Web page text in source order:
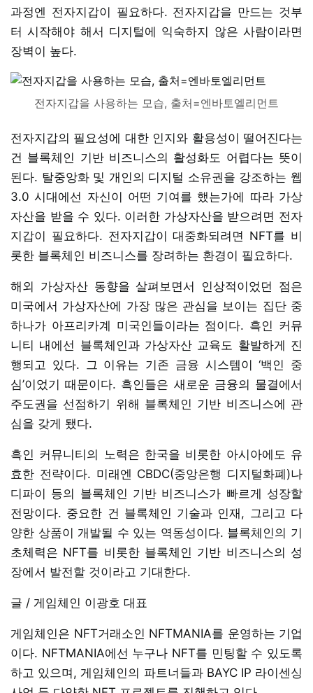
과정엔 전자지갑이 필요하다. 전자지갑을 만드는 것부
터 시작해야 해서 디지털에 익숙하지 않은 사람이라면
장벽이 높다.
전자지갑을 사용하는 모습, 출처=엔바토엘리먼트
전자지갑의 필요성에 대한 인지와 활용성이 떨어진다는
건 블록체인 기반 비즈니스의 활성화도 어렵다는 뜻이
된다. 탈중앙화 및 개인의 디지털 소유권을 강조하는 웹
3.0 시대에선 자신이 어떤 기여를 했는가에 따라 가상
자산을 받을 수 있다. 이러한 가상자산을 받으려면 전자
지갑이 필요하다. 전자지갑이 대중화되려면 NFT를 비
롯한 블록체인 비즈니스를 장려하는 환경이 필요하다.
해외 가상자산 동향을 살펴보면서 인상적이었던 점은
미국에서 가상자산에 가장 많은 관심을 보이는 집단 중
하나가 아프리카계 미국인들이라는 점이다. 흑인 커뮤
니티 내에선 블록체인과 가상자산 교육도 활발하게 진
행되고 있다. 그 이유는 기존 금융 시스템이 ‘백인 중
심’이었기 때문이다. 흑인들은 새로운 금융의 물결에서
주도권을 선점하기 위해 블록체인 기반 비즈니스에 관
심을 갖게 됐다.
흑인 커뮤니티의 노력은 한국을 비롯한 아시아에도 유
효한 전략이다. 미래엔 CBDC(중앙은행 디지털화폐)나
디파이 등의 블록체인 기반 비즈니스가 빠르게 성장할
전망이다. 중요한 건 블록체인 기술과 인재, 그리고 다
양한 상품이 개발될 수 있는 역동성이다. 블록체인의 기
초체력은 NFT를 비롯한 블록체인 기반 비즈니스의 성
장에서 발전할 것이라고 기대한다.
글 / 게임체인 이광호 대표
게임체인은 NFT거래소인 NFTMANIA를 운영하는 기업
이다. NFTMANIA에선 누구나 NFT를 민팅할 수 있도록
하고 있으며, 게임체인의 파트너들과 BAYC IP 라이센싱